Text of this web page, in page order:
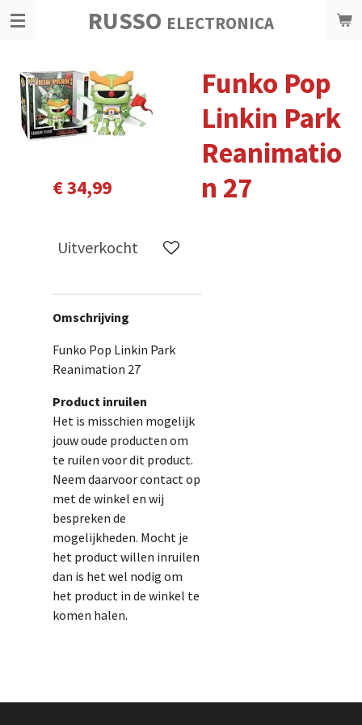
Ga
de
hoofdinhoud
RUSSO ELECTRONICA
Funko Pop
Linkin Park
Reanimatio
n 27
€ 34,99
Uitverkocht
Omschrijving
Funko Pop Linkin Park
Reanimation 27
Product inruilen
Het is misschien mogelijk
jouw oude producten om
te ruilen voor dit product.
Neem daarvoor contact op
met de winkel en wij
bespreken de
mogelijkheden. Mocht je
het product willen inruilen
dan is het wel nodig om
het product in de winkel te
komen halen.